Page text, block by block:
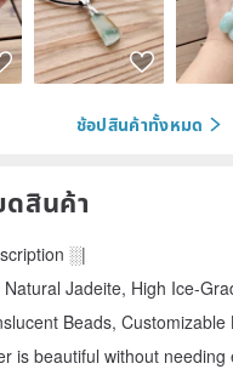
ช้อปสินค้าทั้งหมด
ดสินค้า
░|
Natural Jadeite, High Ice-
Beads, Customizable
is beautiful without